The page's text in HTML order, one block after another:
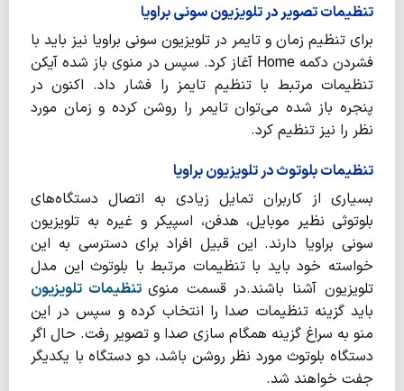
تنظیمات تصویر در تلویزیون سونی براویا
برای تنظیم زمان و تایمر در تلویزیون سونی براویا نیز باید با
فشردن دکمه Home آغاز کرد. سپس در منوی باز شده آیکن
تنظیمات مرتبط با تنظیم تایمز را فشار داد. اکنون در
پنجره باز شده می‌توان تایمر را روشن کرده و زمان مورد
نظر را نیز تنظیم کرد.
تنظیمات بلوتوث در تلویزیون براویا
بسیاری از کاربران تمایل زیادی به اتصال دستگاه‌های
بلوتوثی نظیر موبایل، هدفن، اسپیکر و غیره به تلویزیون
سونی براویا دارند. این قبیل افراد برای دسترسی به این
خواسته خود باید با تنظیمات مرتبط با بلوتوث این مدل
تلویزیون آشنا باشند.در قسمت منوی تنظیمات تلویزیون
باید گزینه تنظیمات صدا را انتخاب کرده و سپس در این
منو به سراغ گزینه همگام سازی صدا و تصویر رفت. حال اگر
دستگاه بلوتوث مورد نظر روشن باشد، دو دستگاه با یکدیگر
جفت خواهند شد.